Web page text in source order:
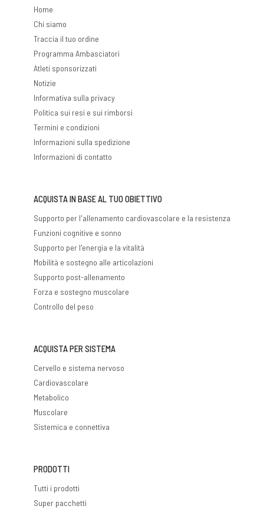
Home
Chi siamo
Traccia il tuo ordine
Programma Ambasciatori
Atleti sponsorizzati
Notizie
Informativa sulla privacy
Politica sui resi e sui rimborsi
Termini e condizioni
Informazioni sulla spedizione
Informazioni di contatto
ACQUISTA IN BASE AL TUO OBIETTIVO
Supporto per l'allenamento cardiovascolare e la resistenza
Funzioni cognitive e sonno
Supporto per l'energia e la vitalità
Mobilità e sostegno alle articolazioni
Supporto post-allenamento
Forza e sostegno muscolare
Controllo del peso
ACQUISTA PER SISTEMA
Cervello e sistema nervoso
Cardiovascolare
Metabolico
Muscolare
Sistemica e connettiva
PRODOTTI
Tutti i prodotti
Super pacchetti